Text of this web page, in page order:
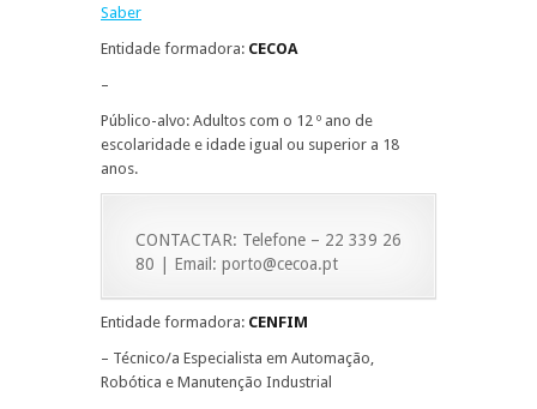
Saber
Entidade formadora: CECOA
–
Público-alvo: Adultos com o 12 º ano de
escolaridade e idade igual ou superior a 18
anos.
CONTACTAR: Telefone – 22 339 26
80 | Email: porto@cecoa.pt
Entidade formadora: CENFIM
– Técnico/a Especialista em Automação,
Robótica e Manutenção Industrial